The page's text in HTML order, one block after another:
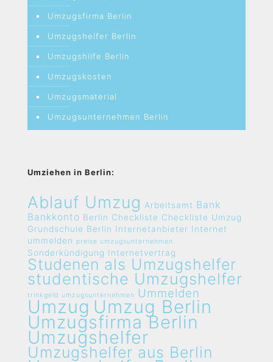
Umzugsfirma Berlin
Umzugshelfer Berlin
Umzugshilfe Berlin
Umzugskosten
Umzugsmaterial
Umzugsunternehmen Berlin
Umziehen in Berlin:
Ablauf Umzug Arbeitsamt Bank
Bankkonto Berlin Checkliste Checkliste Umzug
Grundschule Berlin Internetanbieter Internet
ummelden
preise umzugsunternehmen
Sonderkündigung Internetvertrag
Studenen als Umzugshelfer
studentische Umzugshelfer
trinkgeld umzugsunternehmen Ummelden
Umzug Umzug Berlin
Umzugsfirma Berlin
Umzugshelfer
Umzugshelfer aus Berlin